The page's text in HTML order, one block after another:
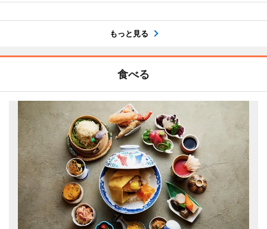
もっと見る
食べる